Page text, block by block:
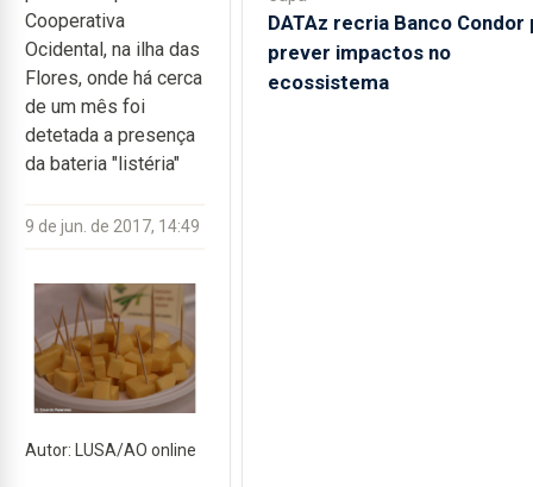
Cooperativa
Ocidental, na ilha das
Flores, onde há cerca
de um mês foi
detetada a presença
da bateria "listéria"
9 de jun. de 2017, 14:49
Autor: LUSA/AO online
DATAz recria Banco Condor
prever impactos no
ecossistema